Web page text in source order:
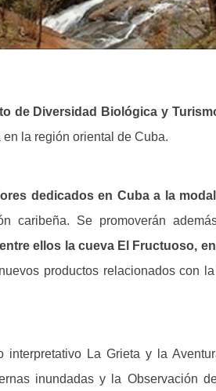
de Diversidad Biológica y
la región oriental de Cuba.
dedicados en Cuba a la
caribeña. Se promoverán
ellos la cueva El Fructuoso,
productos relacionados con
La Grieta y la
inundadas y la Observación